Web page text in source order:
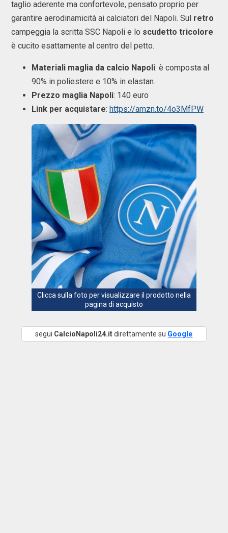
taglio aderente ma confortevole, pensato proprio per
garantire aerodinamicità ai calciatori del Napoli. Sul retro
campeggia la scritta SSC Napoli e lo scudetto tricolore
è cucito esattamente al centro del petto.
Materiali maglia da calcio Napoli: è composta al
90% in poliestere e 10% in elastan.
Prezzo maglia Napoli: 140 euro
Link per acquistare: https://amzn.to/4o3MfPW
Clicca sulla foto per visualizzare il prodotto nella
pagina di acquisto
segui CalcioNapoli24.itdirettamente su Google